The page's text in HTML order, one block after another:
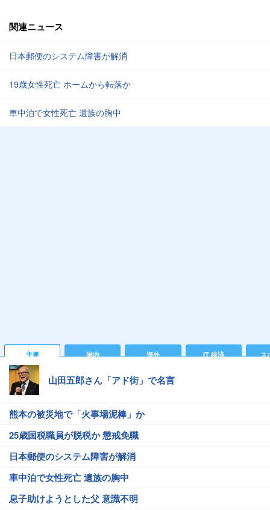
関連ニュース
日本郵便のシステム障害が解消
19歳女性死亡 ホームから転落か
車中泊で女性死亡 遺族の胸中
主要 国内 海外 IT 経済 ス
山田五郎さん「アド街」で名言
熊本の被災地で「火事場泥棒」か
25歳国税職員が脱税か 懲戒免職
日本郵便のシステム障害が解消
車中泊で女性死亡 遺族の胸中
息子助けようとした父 意識不明